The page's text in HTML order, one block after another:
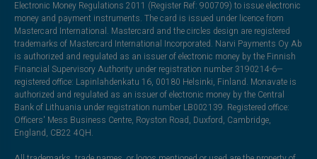
Electronic Money Regulations 2011 (Register Ref: 900709) to issue electronic
money and payment instruments. The card is issued under licence from
Mastercard International. Mastercard and the circles design are registered
trademarks of Mastercard International Incorporated. Narvi Payments Oy Ab
is authorized and regulated as an issuer of electronic money by the Finnish
Financial Supervisory Authority under registration number 3190214-6—
registered office: Lapinlahdenkatu 16, 00180 Helsinki, Finland. Monavate is
authorized and regulated as an issuer of electronic money by the Central
Bank of Lithuania under registration number LB002139. Registered office:
Officers' Mess Business Centre, Royston Road, Duxford, Cambridge,
England, CB22 4QH.